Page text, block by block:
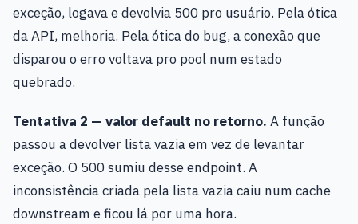
exceção, logava e devolvia 500 pro usuário. Pela ótica
da API, melhoria. Pela ótica do bug, a conexão que
disparou o erro voltava pro pool num estado
quebrado.
Tentativa 2 — valor default no retorno. A função
passou a devolver lista vazia em vez de levantar
exceção. O 500 sumiu desse endpoint. A
inconsistência criada pela lista vazia caiu num cache
downstream e ficou lá por uma hora.